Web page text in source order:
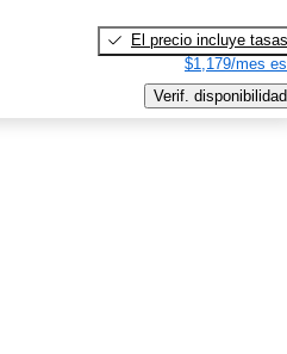
El precio incluye tasas
$1,179/mes
Verif. disponibilidad